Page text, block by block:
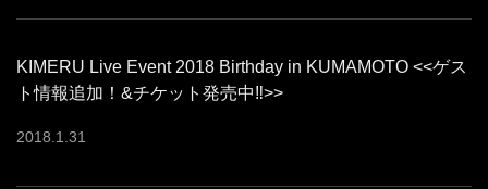
KIMERU Live Event 2018 Birthday in KUMAMOTO <<ゲス
ト情報追加！&チケット発売中‼︎>>
2018 1 31